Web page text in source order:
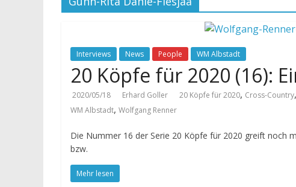
Interviews News People WM Albstadt
20 Köpfe für 2020 (16):
2020/05/18 Erhard Goller 20 Köpfe für 2020, Cross-Country,
WM Albstadt, Wolfgang Renner
Die Nummer 16 der Serie 20 Köpfe für 2020 greift noch
bzw.
Mehr lesen